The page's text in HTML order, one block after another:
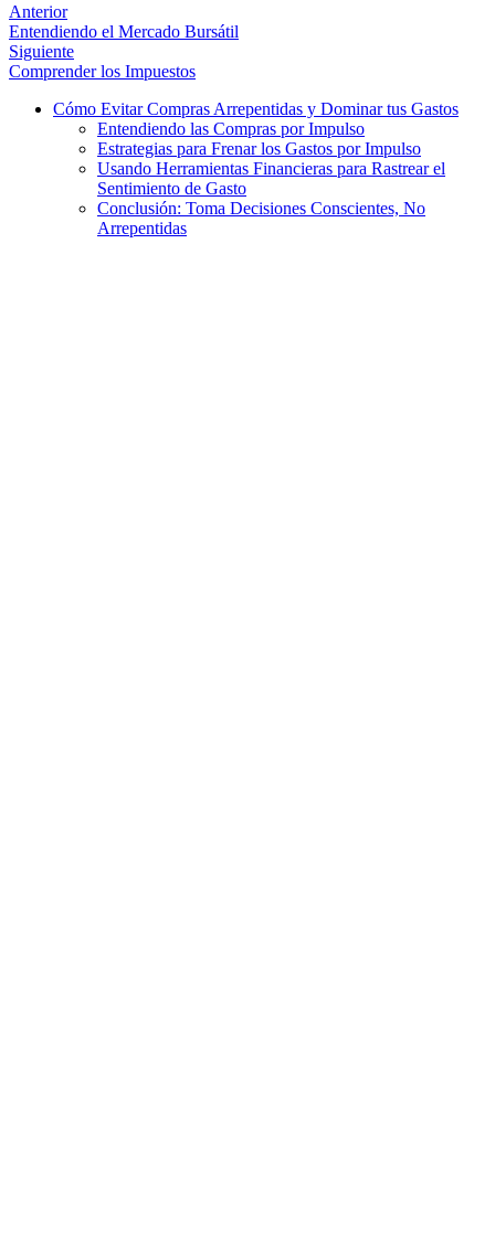
Anterior
Entendiendo el Mercado Bursátil
Siguiente
Comprender los Impuestos
Cómo Evitar Compras Arrepentidas y Dominar tus Gastos
Entendiendo las Compras por Impulso
Estrategias para Frenar los Gastos por Impulso
Usando Herramientas Financieras para Rastrear el
Sentimiento de Gasto
Conclusión: Toma Decisiones Conscientes, No
Arrepentidas